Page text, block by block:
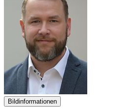
Bildinformationen